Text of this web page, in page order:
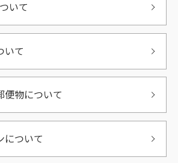
いて
いて
便物について
について